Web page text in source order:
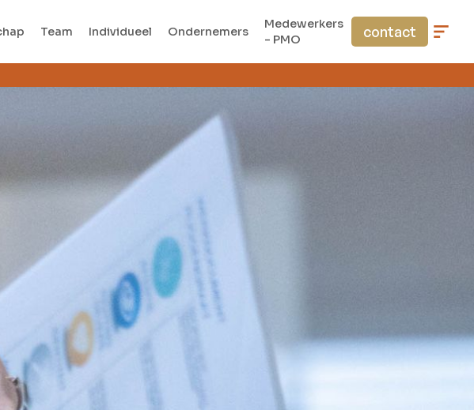
Team Individueel Ondernemers
Medewerkers
- PMO
contact